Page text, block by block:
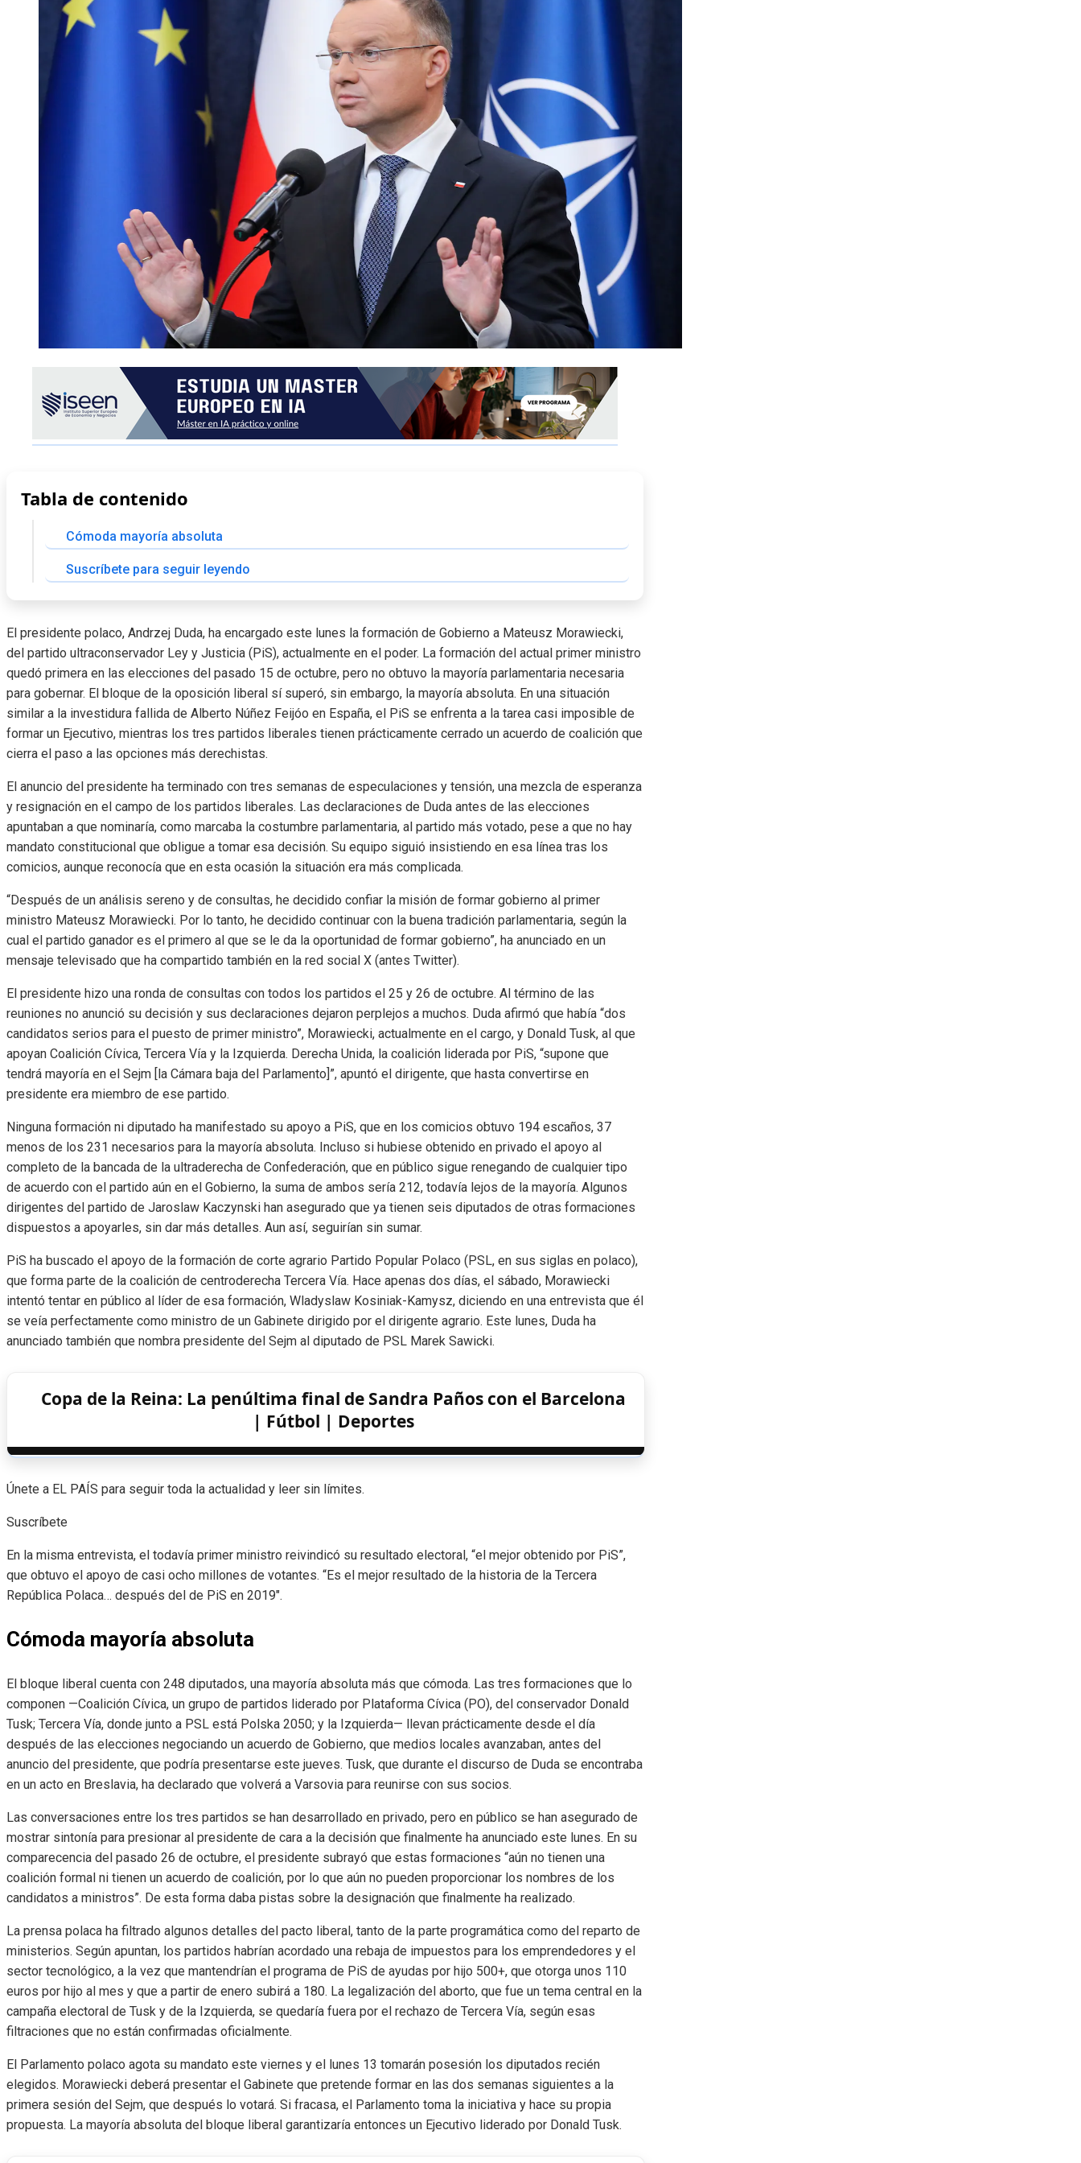
Tabla de contenido
Cómoda mayoría absoluta
Suscríbete para seguir leyendo
El presidente polaco, Andrzej Duda, ha encargado este lunes la formación de Gobierno a Mateusz Morawiecki,
del partido ultraconservador Ley y Justicia (PiS), actualmente en el poder. La formación del actual primer ministro
quedó primera en las elecciones del pasado 15 de octubre, pero no obtuvo la mayoría parlamentaria necesaria
para gobernar. El bloque de la oposición liberal sí superó, sin embargo, la mayoría absoluta. En una situación
similar a la investidura fallida de Alberto Núñez Feijóo en España, el PiS se enfrenta a la tarea casi imposible de
formar un Ejecutivo, mientras los tres partidos liberales tienen prácticamente cerrado un acuerdo de coalición que
cierra el paso a las opciones más derechistas.
El anuncio del presidente ha terminado con tres semanas de especulaciones y tensión, una mezcla de esperanza
y resignación en el campo de los partidos liberales. Las declaraciones de Duda antes de las elecciones
apuntaban a que nominaría, como marcaba la costumbre parlamentaria, al partido más votado, pese a que no hay
mandato constitucional que obligue a tomar esa decisión. Su equipo siguió insistiendo en esa línea tras los
comicios, aunque reconocía que en esta ocasión la situación era más complicada.
“Después de un análisis sereno y de consultas, he decidido confiar la misión de formar gobierno al primer
ministro Mateusz Morawiecki. Por lo tanto, he decidido continuar con la buena tradición parlamentaria, según la
cual el partido ganador es el primero al que se le da la oportunidad de formar gobierno”, ha anunciado en un
mensaje televisado que ha compartido también en la red social X (antes Twitter).
El presidente hizo una ronda de consultas con todos los partidos el 25 y 26 de octubre. Al término de las
reuniones no anunció su decisión y sus declaraciones dejaron perplejos a muchos. Duda afirmó que había “dos
candidatos serios para el puesto de primer ministro”, Morawiecki, actualmente en el cargo, y Donald Tusk, al que
apoyan Coalición Cívica, Tercera Vía y la Izquierda. Derecha Unida, la coalición liderada por PiS, “supone que
tendrá mayoría en el Sejm [la Cámara baja del Parlamento]”, apuntó el dirigente, que hasta convertirse en
presidente era miembro de ese partido.
Ninguna formación ni diputado ha manifestado su apoyo a PiS, que en los comicios obtuvo 194 escaños, 37
menos de los 231 necesarios para la mayoría absoluta. Incluso si hubiese obtenido en privado el apoyo al
completo de la bancada de la ultraderecha de Confederación, que en público sigue renegando de cualquier tipo
de acuerdo con el partido aún en el Gobierno, la suma de ambos sería 212, todavía lejos de la mayoría. Algunos
dirigentes del partido de Jaroslaw Kaczynski han asegurado que ya tienen seis diputados de otras formaciones
dispuestos a apoyarles, sin dar más detalles. Aun así, seguirían sin sumar.
PiS ha buscado el apoyo de la formación de corte agrario Partido Popular Polaco (PSL, en sus siglas en polaco),
que forma parte de la coalición de centroderecha Tercera Vía. Hace apenas dos días, el sábado, Morawiecki
intentó tentar en público al líder de esa formación, Wladyslaw Kosiniak-Kamysz, diciendo en una entrevista que él
se veía perfectamente como ministro de un Gabinete dirigido por el dirigente agrario. Este lunes, Duda ha
anunciado también que nombra presidente del Sejm al diputado de PSL Marek Sawicki.
Copa de la Reina: La penúltima final de Sandra Paños con el Barcelona
| Fútbol | Deportes
Únete a EL PAÍS para seguir toda la actualidad y leer sin límites.
Suscríbete
En la misma entrevista, el todavía primer ministro reivindicó su resultado electoral, “el mejor obtenido por PiS”,
que obtuvo el apoyo de casi ocho millones de votantes. “Es el mejor resultado de la historia de la Tercera
República Polaca… después del de PiS en 2019″.
Cómoda mayoría absoluta
El bloque liberal cuenta con 248 diputados, una mayoría absoluta más que cómoda. Las tres formaciones que lo
componen —Coalición Cívica, un grupo de partidos liderado por Plataforma Cívica (PO), del conservador Donald
Tusk; Tercera Vía, donde junto a PSL está Polska 2050; y la Izquierda— llevan prácticamente desde el día
después de las elecciones negociando un acuerdo de Gobierno, que medios locales avanzaban, antes del
anuncio del presidente, que podría presentarse este jueves. Tusk, que durante el discurso de Duda se encontraba
en un acto en Breslavia, ha declarado que volverá a Varsovia para reunirse con sus socios.
Las conversaciones entre los tres partidos se han desarrollado en privado, pero en público se han asegurado de
mostrar sintonía para presionar al presidente de cara a la decisión que finalmente ha anunciado este lunes. En su
comparecencia del pasado 26 de octubre, el presidente subrayó que estas formaciones “aún no tienen una
coalición formal ni tienen un acuerdo de coalición, por lo que aún no pueden proporcionar los nombres de los
candidatos a ministros”. De esta forma daba pistas sobre la designación que finalmente ha realizado.
La prensa polaca ha filtrado algunos detalles del pacto liberal, tanto de la parte programática como del reparto de
ministerios. Según apuntan, los partidos habrían acordado una rebaja de impuestos para los emprendedores y el
sector tecnológico, a la vez que mantendrían el programa de PiS de ayudas por hijo 500+, que otorga unos 110
euros por hijo al mes y que a partir de enero subirá a 180. La legalización del aborto, que fue un tema central en la
campaña electoral de Tusk y de la Izquierda, se quedaría fuera por el rechazo de Tercera Vía, según esas
filtraciones que no están confirmadas oficialmente.
El Parlamento polaco agota su mandato este viernes y el lunes 13 tomarán posesión los diputados recién
elegidos. Morawiecki deberá presentar el Gabinete que pretende formar en las dos semanas siguientes a la
primera sesión del Sejm, que después lo votará. Si fracasa, el Parlamento toma la iniciativa y hace su propia
propuesta. La mayoría absoluta del bloque liberal garantizaría entonces un Ejecutivo liderado por Donald Tusk.